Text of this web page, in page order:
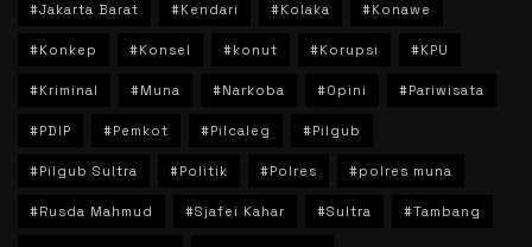
#Jakarta Barat #Kendari #Kolaka #Konawe
#Konkep #Konsel #konut #Korupsi #KPU
#Kriminal #Muna #Narkoba #Opini #Pariwisata
#PDIP #Pemkot #Pilcaleg #Pilgub
#Pilgub Sultra #Politik #Polres #polres muna
#Rusda Mahmud #Sjafei Kahar #Sultra #Tambang